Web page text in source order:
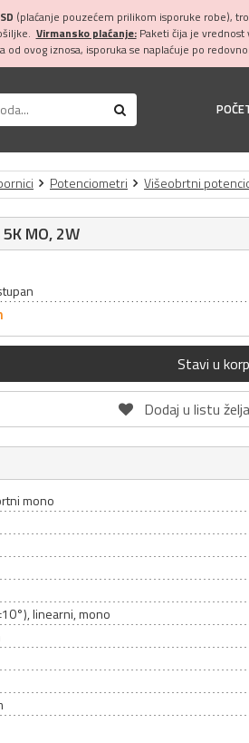
(plaćanje pouzećem prilikom isporuke robe),
Virmansko plaćanje:Paketi čija je vrednost
od ovog iznosa, isporuka se naplaćuje po
Potenciometri Višeobrtni
MO, 2W
Stavi u
Dodaj u listu želja
mono
linearni, mono